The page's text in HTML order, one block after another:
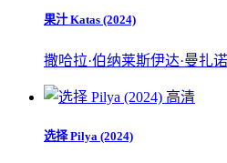
果汁 Katas (2024)
撒哈拉·伯纳莱斯伊达·曼扎诺
高清
选择 Pilya (2024)